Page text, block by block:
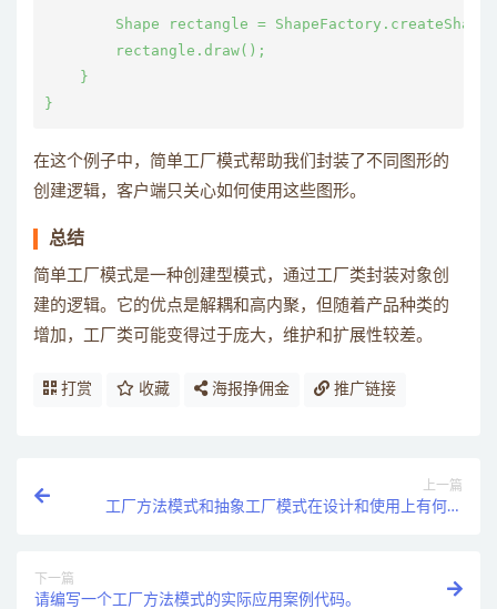
Shape rectangle =
        rectangle.draw();
    }
在这个例子中，简单工厂模式帮助我们封装了不同图形的
创建逻辑，客户端只关心如何使用这些图形。
总结
简单工厂模式是一种创建型模式，通过工厂类封装对象创
建的逻辑。它的优点是解耦和高内聚，但随着产品种类的
增加，工厂类可能变得过于庞大，维护和扩展性较差。
打赏 收藏 海报挣佣金 推广链接
上一篇
工厂方法模式和抽象工厂模式在设计和使用上有何异
下一篇
请编写一个工厂方法模式的实际应用案例代码。